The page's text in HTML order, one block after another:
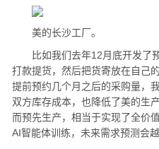
美的长沙工厂。
比如我们去年12月底开发了
打款提货，然后把货寄放在自己
提前预约几个月之后的采购量，
双方库存成本，也降低了美的
而预先生产，相当于实现了全价
AI智能体训练，未来需求预测会越